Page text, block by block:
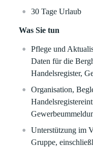
30 Tage Urlaub
Was Sie tun
Pflege und
Daten für die
Handelsregister,
Organisation,
Unterstützung im
Gruppe,